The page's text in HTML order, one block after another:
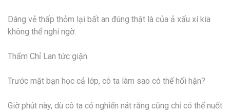
Dáng vẻ thấp thỏm lại bất an đúng thật là của ả xấu xí kia
không thể nghi ngờ.
Thẩm Chỉ Lan tức giận.
Trước mặt bạn học cả lớp, cô ta làm sao có thể hối hận?
Giờ phút này, dù cô ta có nghiến nát răng cũng chỉ có thể nuốt